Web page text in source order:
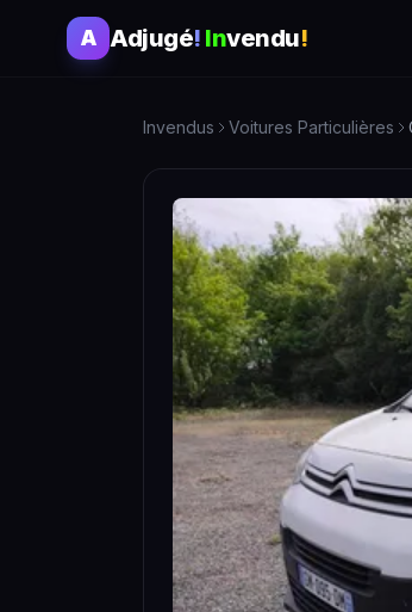
A Adjugé! Invendu!
Invendus Voitures Particulières